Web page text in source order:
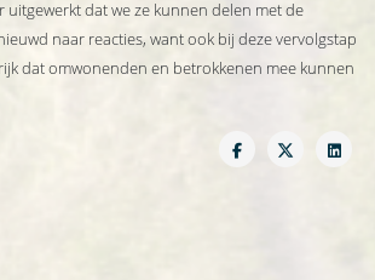
uitgewerkt dat we ze kunnen delen met de
naar reacties, want ook bij deze vervolgstap
dat omwonenden en betrokkenen mee kunnen